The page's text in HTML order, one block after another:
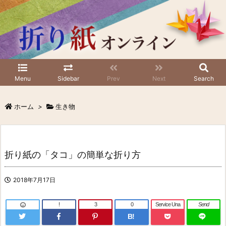
Menu Sidebar Prev Next Search
ホーム > 生き物
折り紙の「タコ」の簡単な折り方
2018年7月17日
! 3
B!
0 Service Una Send